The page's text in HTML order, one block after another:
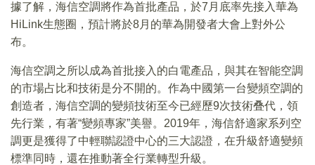
據了解，海信空調將作為首批產品，於7月底率先接入華為
HiLink生態圈，預計將於8月的華為開發者大會上對外公
布。
海信空調之所以成為首批接入的白電產品，與其在智能空調
的市場占比和技術是分不開的。作為中國第一台變頻空調的
創造者，海信空調的變頻技術至今已經歷9次技術叠代，領
先行業，有著“變頻專家”美譽。2019年，海信舒適家系列空
調更是獲得了中輕聯認證中心的三大認證，在升級舒適變頻
標準同時，還在推動著全行業轉型升級。